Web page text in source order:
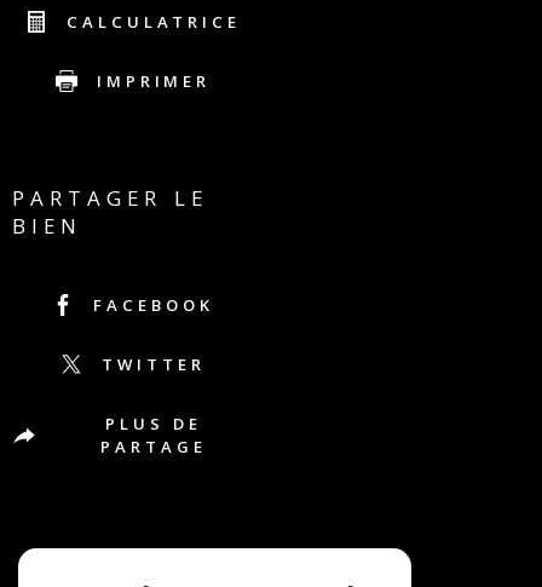
CALCULATRICE
IMPRIMER
PARTAGER LE
BIEN
FACEBOOK
TWITTER
PLUS DE
PARTAGE